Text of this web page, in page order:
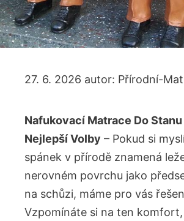
27. 6. 2026 autor: Přírodní-
Nafukovací ⁢Matrace Do
Nejlepší ‍Volby –⁢ Pokud si
spánek v přírodě znamená
‌nerovném⁣ povrchu jako
na schůzi, máme pro vás
Vzpomínáte si na ten